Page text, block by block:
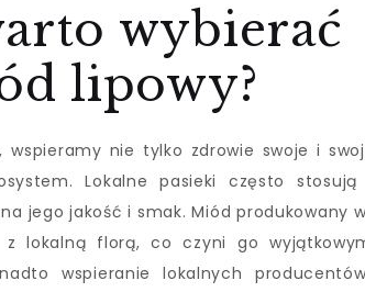
wybierać
lipowy?
wspieramy nie tylko zdrowie swoje i
Lokalne pasieki często
jego jakość i smak. Miód produkowany
z lokalną florą, co czyni go
wspieranie lokalnych